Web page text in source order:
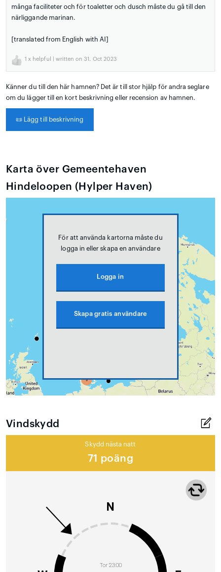
många faciliteter och för toaletter och dusch måste du gå till den
närliggande marinan.
[translated from English with AI]
1 x helpful | written on 31. Oct 2023
Känner du till den här hamnen? Det är till stor hjälp för andra seglare
om du lägger till en kort beskrivning eller recension av hamnen.
📜 Lägg till beskrivning
Karta över Gemeentehaven
Hindeloopen (Hylper Haven)
För att använda kartorna måste du
logga in eller skapa en användare
Logga in
Skapa gratis användare
Vindskydd
Skydd nästa natt
71 poäng
Tor 23:00
N